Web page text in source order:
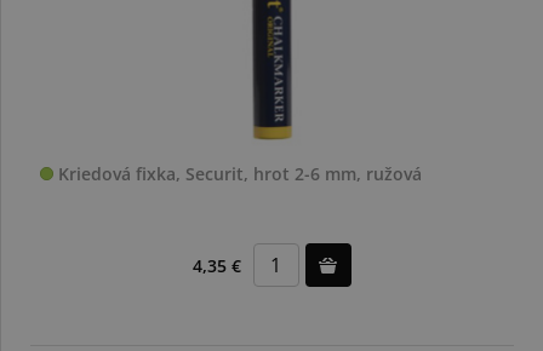
Kriedová fixka, Securit, hrot 2-6 mm, ružová
4,35 €